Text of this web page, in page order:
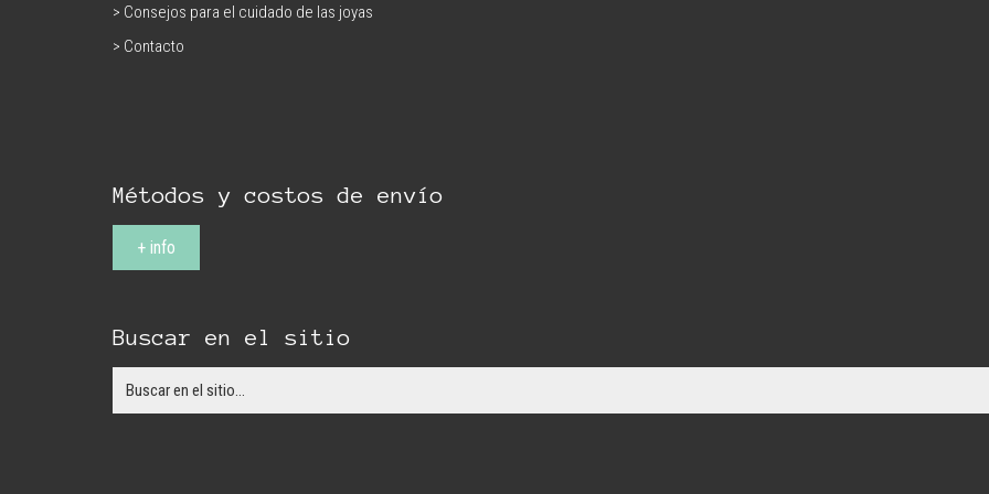
> Consejos para el cuidado de las joyas
> Contacto
Métodos y costos de envío
+ info
Buscar en el sitio
for: